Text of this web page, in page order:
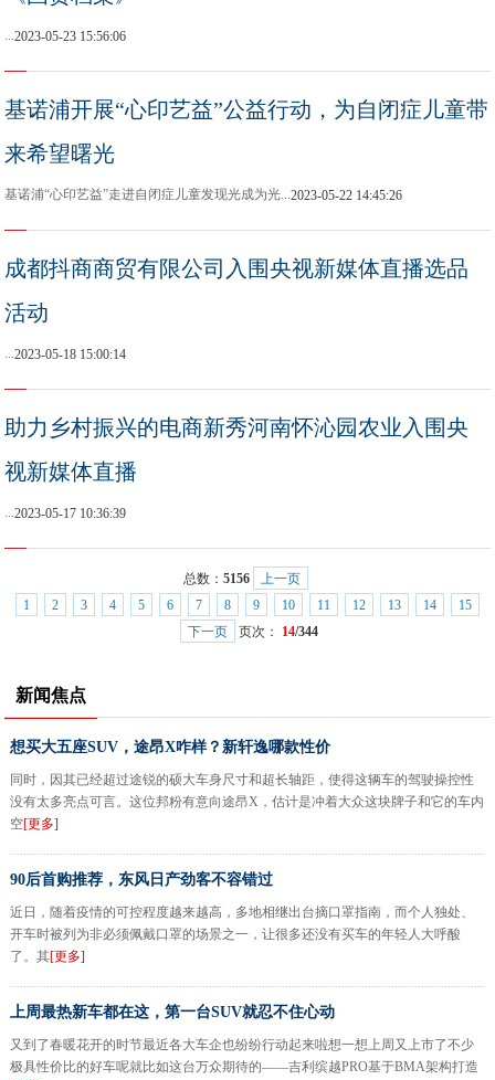
...2023-05-23 15:56:06
基诺浦开展“心印艺益”公益行动，为自闭症儿童带
来希望曙光
基诺浦“心印艺益”走进自闭症儿童发现光成为光...2023-05-22 14:45:26
成都抖商商贸有限公司入围央视新媒体直播选品
活动
...2023-05-18 15:00:14
助力乡村振兴的电商新秀河南怀沁园农业入围央
视新媒体直播
...2023-05-17 10:36:39
总数： 5156
上一页
1
2 3 4 5 6 7 8 9 10 11 12 13 14
15
下一页
页次： 14/344
新闻焦点
想买大五座SUV，途昂X咋样？新轩逸哪款性价
同时，因其已经超过途锐的硕大车身尺寸和超长轴距，使得这辆车的驾驶操控性
没有太多亮点可言。这位邦粉有意向途昂X，估计是冲着大众这块牌子和它的车内
空[更多]
90后首购推荐，东风日产劲客不容错过
近日，随着疫情的可控程度越来越高，多地相继出台摘口罩指南，而个人独处、
开车时被列为非必须佩戴口罩的场景之一，让很多还没有买车的年轻人大呼酸
了。其[更多]
上周最热新车都在这，第一台SUV就忍不住心动
又到了春暖花开的时节最近各大车企也纷纷行动起来啦想一想上周又上市了不少
极具性价比的好车呢就比如这台万众期待的——吉利缤越PRO基于BMA架构打造